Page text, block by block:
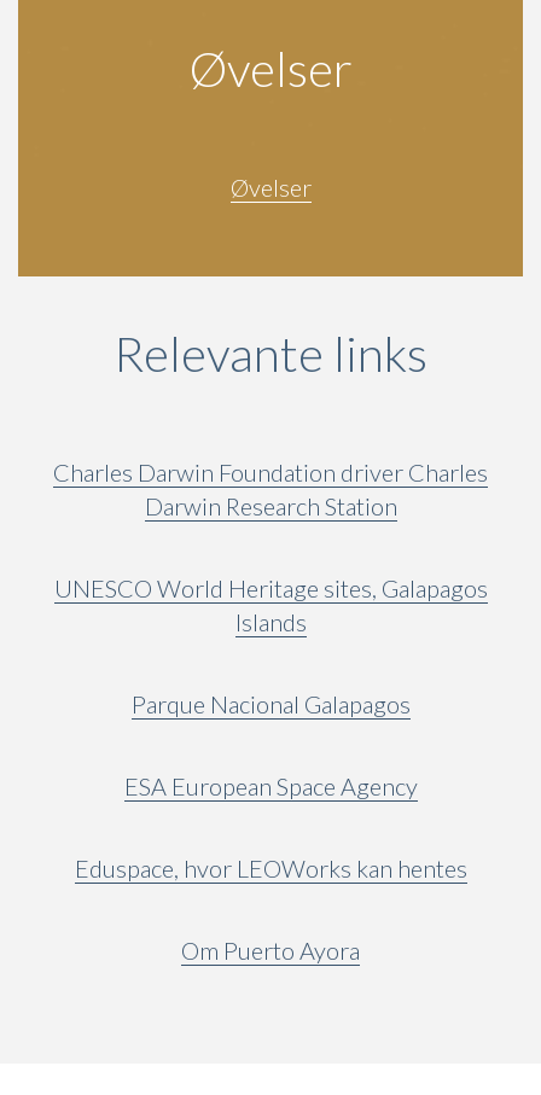
Øvelser
Øvelser
Relevante links
Charles Darwin Foundation driver Charles
Darwin Research Station
UNESCO World Heritage sites, Galapagos
Islands
Parque Nacional Galapagos
ESA European Space Agency
Eduspace, hvor LEOWorks kan hentes
Om Puerto Ayora